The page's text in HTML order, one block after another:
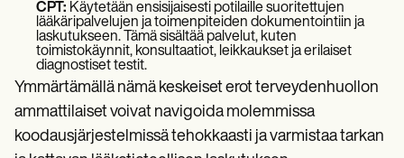
CPT: Käytetään ensisijaisesti potilaille suoritettujen
lääkäripalvelujen ja toimenpiteiden dokumentointiin ja
laskutukseen. Tämä sisältää palvelut, kuten
toimistokäynnit, konsultaatiot, leikkaukset ja erilaiset
diagnostiset testit.
Ymmärtämällä nämä keskeiset erot terveydenhuollon
ammattilaiset voivat navigoida molemmissa
koodausjärjestelmissä tehokkaasti ja varmistaa tarkan